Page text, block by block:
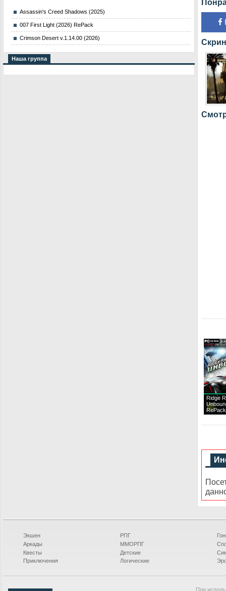
Assassin's Creed Shadows (2025)
007 First Light (2026) RePack
Crimson Desert v.1.14.00 (2026)
Наша группа
Ridge
RePack
Экшен
Аркады
Квесты
Приключения
РПГ
ММОРПГ
Детские
Логические
При